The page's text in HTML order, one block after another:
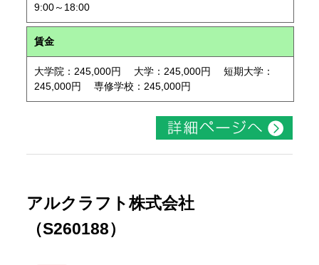
9:00～18:00
賃金
大学院：245,000円 大学：245,000円 短期大学：
245,000円 専修学校：245,000円
アルクラフト株式会社
（S260188）